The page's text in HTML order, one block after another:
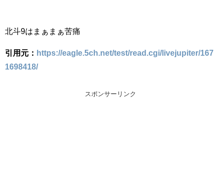
北斗9はまぁまぁ苦痛
引用元： https://eagle.5ch.net/test/read.cgi/livejupiter/167
1698418/
スポンサーリンク